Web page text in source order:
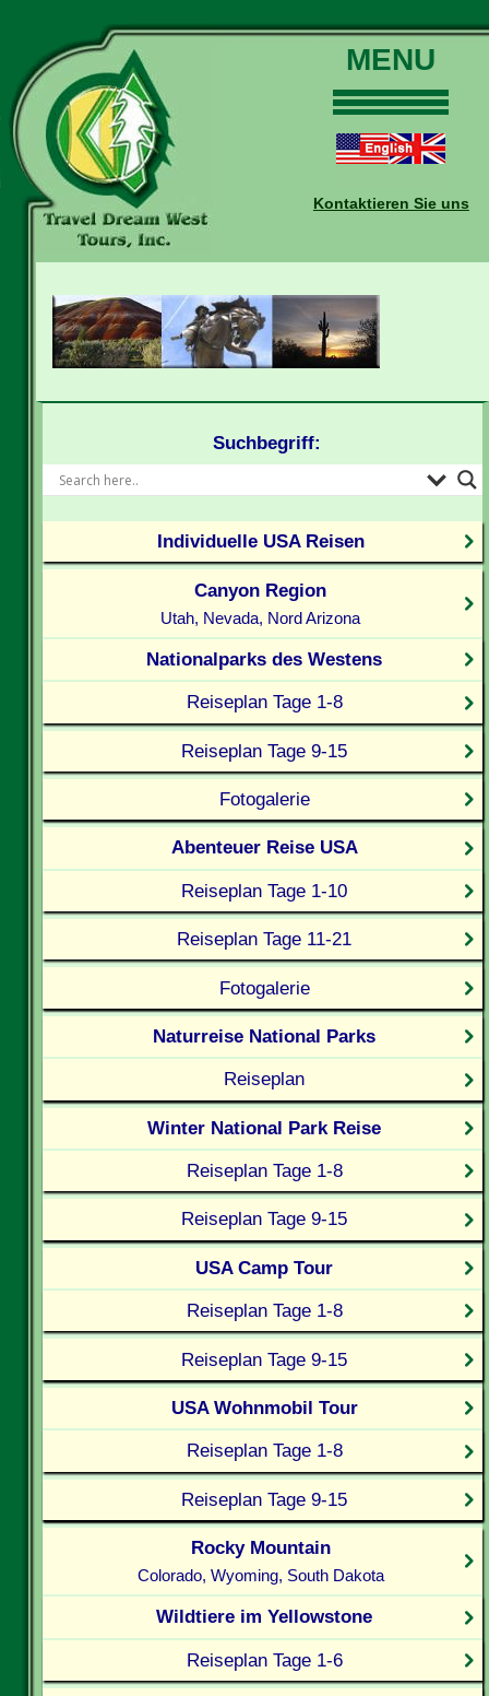
MENU
Touren
Daten und Preise
Buchungen
Auskünfte
Kontakt
Reise-Blog
Kontaktieren Sie uns
Suchbegriff:
Individuelle USA Reisen
Canyon Region
Utah, Nevada, Nord Arizona
Nationalparks des Westens
Reiseplan Tage 1-8
Reiseplan Tage 9-15
Fotogalerie
Abenteuer Reise USA
Reiseplan Tage 1-10
Reiseplan Tage 11-21
Fotogalerie
Naturreise National Parks
Reiseplan
Winter National Park Reise
Reiseplan Tage 1-8
Reiseplan Tage 9-15
USA Camp Tour
Reiseplan Tage 1-8
Reiseplan Tage 9-15
USA Wohnmobil Tour
Reiseplan Tage 1-8
Reiseplan Tage 9-15
Rocky Mountain
Colorado, Wyoming, South Dakota
Wildtiere im Yellowstone
Reiseplan Tage 1-6